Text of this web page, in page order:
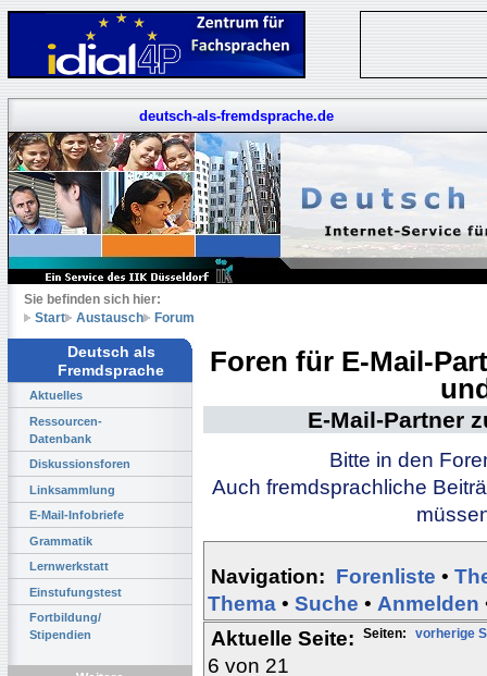
deutsch-als-fremdsprache.de
Sie befinden sich hier:
Start
Austausch Forum
Deutsch als
Fremdsprache
Aktuelles
Ressourcen-
Datenbank
Diskussionsforen
Linksammlung
E-Mail-Infobriefe
Grammatik
Lernwerkstatt
Einstufungstest
Fortbildung/
Stipendien
Foren für E-Mail-
E-Mail-Partner
Bitte in den
Auch fremdsprachliche
Navigation: Forenliste •
Thema • Suche • Anmelden
Seiten: vorherige
Aktuelle Seite:
6 von 21